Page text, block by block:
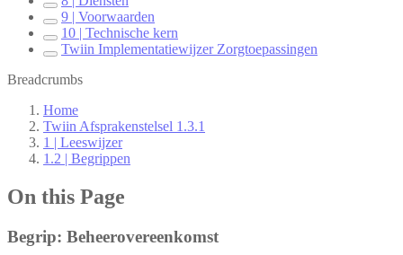
9 | Voorwaarden
10 | Technische kern
Twiin Implementatiewijzer Zorgtoepassingen
Breadcrumbs
Home
Twiin Afsprakenstelsel 1.3.1
1 | Leeswijzer
1.2 | Begrippen
On this Page
Begrip: Beheerovereenkomst